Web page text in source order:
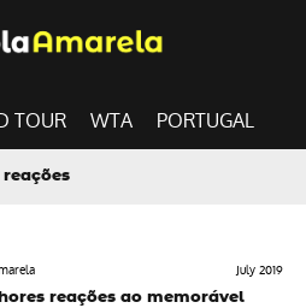
TOUR WTA PORTUGAL
reações
July 2019
reações ao memorável